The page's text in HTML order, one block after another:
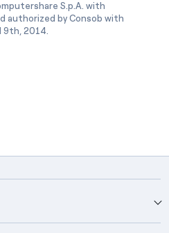
S.p.A. with
authorized by Consob with
9th, 2014.